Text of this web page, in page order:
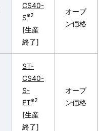
CS40-
S※2
[生産
終了]
オープ
ン価格
ST-
CS40-
S-
FT※2
[生産
終了]
オープ
ン価格